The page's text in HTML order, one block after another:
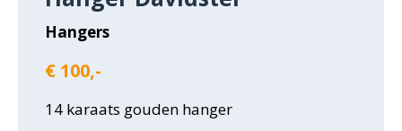
Hangers
€ 100,-
14 karaats gouden hanger